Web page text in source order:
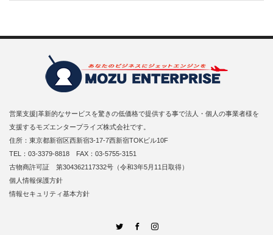
営業支援|革新的なサービスを驚きの低価格で提供する事で法人・個人の事業者様を
支援するモズエンタープライズ株式会社です。
住所：東京都新宿区西新宿3-17-7西新宿TOKビル10F
TEL：03-3379-8818 FAX：03-5755-3151
古物商許可証 第304362117332号（令和3年5月11日取得）
個人情報保護方針
情報セキュリティ基本方針
TwitterFacebook